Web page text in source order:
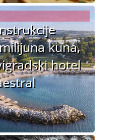
kuna,
hotel